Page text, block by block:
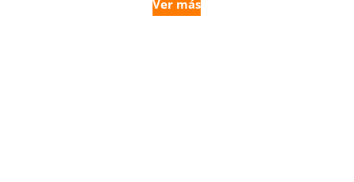
Ver más